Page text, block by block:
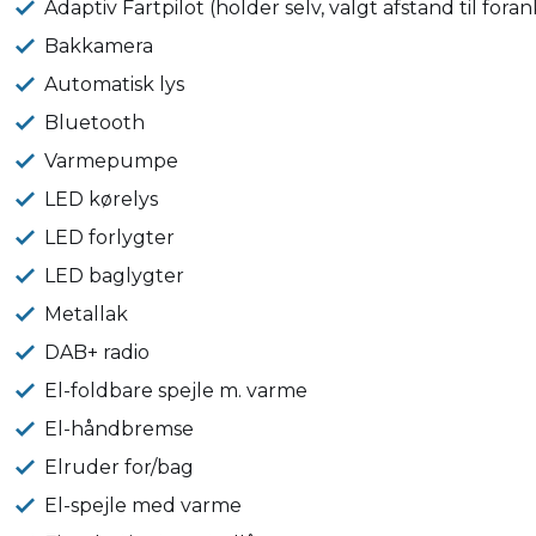
Adaptiv Fartpilot (holder selv, valgt afstand til
Bakkamera
Automatisk lys
Bluetooth
Varmepumpe
LED kørelys
LED forlygter
LED baglygter
Metallak
DAB+ radio
El-foldbare spejle m. varme
El-håndbremse
Elruder for/bag
El-spejle med varme